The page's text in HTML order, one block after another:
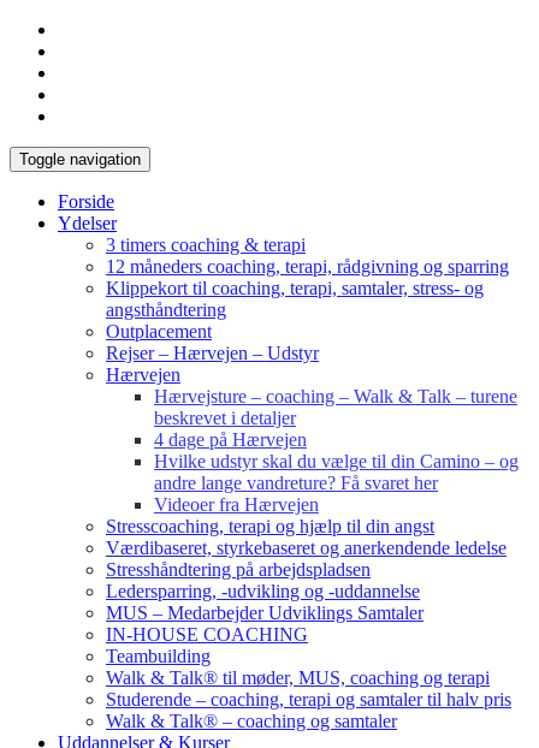
Toggle navigation
Forside
Ydelser
3 timers coaching & terapi
12 måneders coaching, terapi, rådgivning og sparring
Klippekort til coaching, terapi, samtaler, stress- og
angsthåndtering
Outplacement
Rejser – Hærvejen – Udstyr
Hærvejen
Hærvejsture – coaching – Walk & Talk – turene
beskrevet i detaljer
4 dage på Hærvejen
Hvilke udstyr skal du vælge til din Camino – og
andre lange vandreture? Få svaret her
Videoer fra Hærvejen
Stresscoaching, terapi og hjælp til din angst
Værdibaseret, styrkebaseret og anerkendende ledelse
Stresshåndtering på arbejdspladsen
Ledersparring, -udvikling og -uddannelse
MUS – Medarbejder Udviklings Samtaler
IN-HOUSE COACHING
Teambuilding
Walk & Talk® til møder, MUS, coaching og terapi
Studerende – coaching, terapi og samtaler til halv pris
Walk & Talk® – coaching og samtaler
Uddannelser & Kurser